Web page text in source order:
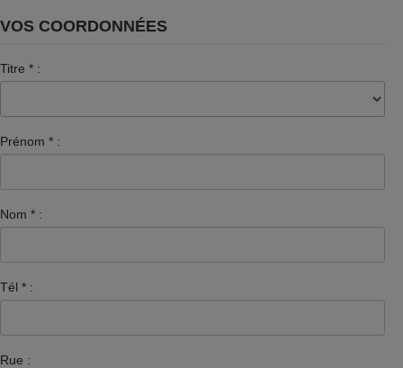
VOS COORDONNÉES
Titre * :
Prénom * :
Nom * :
Tél * :
Rue :